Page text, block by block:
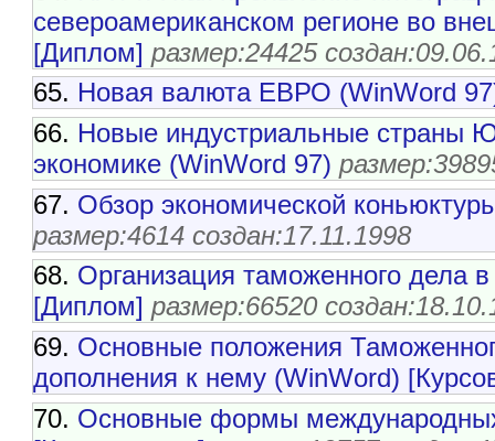
североамериканском регионе во
[Диплом] размер:24425
65. Новая валюта ЕВРО (WinWord
66. Новые индустриальные страны
экономике (WinWord 97)
67. Обзор экономической
размер:4614 создан:17.11.1998
68. Организация таможенного дела
[Диплом] размер:66520
69. Основные положения
дополнения к нему (WinWord)
70. Основные формы